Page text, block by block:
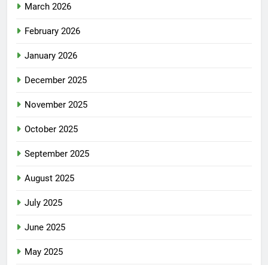
March 2026
February 2026
January 2026
December 2025
November 2025
October 2025
September 2025
August 2025
July 2025
June 2025
May 2025